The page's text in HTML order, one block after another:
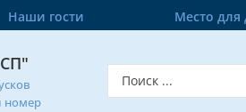
Наши гости Место для
номер